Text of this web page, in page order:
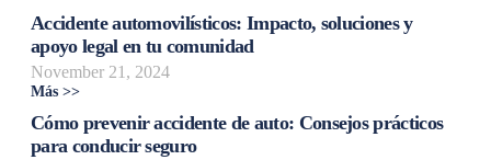
Accidente automovilísticos: Impacto, soluciones y
apoyo legal en tu comunidad
November 21, 2024
Más >>
Cómo prevenir accidente de auto: Consejos prácticos
para conducir seguro